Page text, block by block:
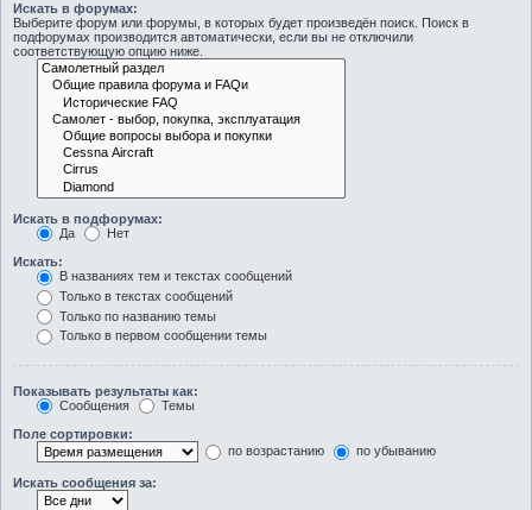
Искать в форумах:
Выберите форум или форумы, в которых будет произведён поиск. Поиск в
подфорумах производится автоматически, если вы не отключили
соответствующую опцию ниже.
Искать в подфорумах:
Да
Нет
Искать:
В названиях тем и текстах сообщений
Только в текстах сообщений
Только по названию темы
Только в первом сообщении темы
Показывать результаты как:
Сообщения
Темы
Поле сортировки:
по возрастанию
по убыванию
Искать сообщения за: